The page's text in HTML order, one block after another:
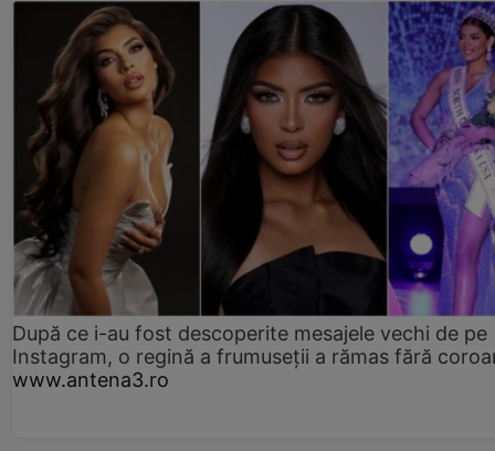
După ce i-au fost descoperite mesajele vechi de pe
Instagram, o regină a frumuseții a rămas fără
www.antena3.ro